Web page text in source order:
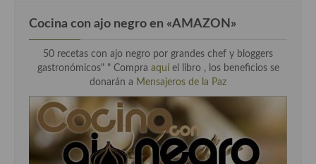
Cocina con ajo negro en «AMAZON»
50 recetas con ajo negro por grandes chef y bloggers
gastronómicos" " Compra aquíel libro , los beneficios se
donarán a Mensajeros de la Paz